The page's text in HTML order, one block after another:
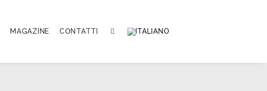
MAGAZINE CONTATTI